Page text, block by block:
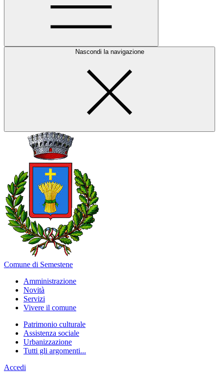
Nascondi la navigazione
Comune di Semestene
Amministrazione
Novità
Servizi
Vivere il comune
Patrimonio culturale
Assistenza sociale
Urbanizzazione
Tutti gli argomenti...
Accedi